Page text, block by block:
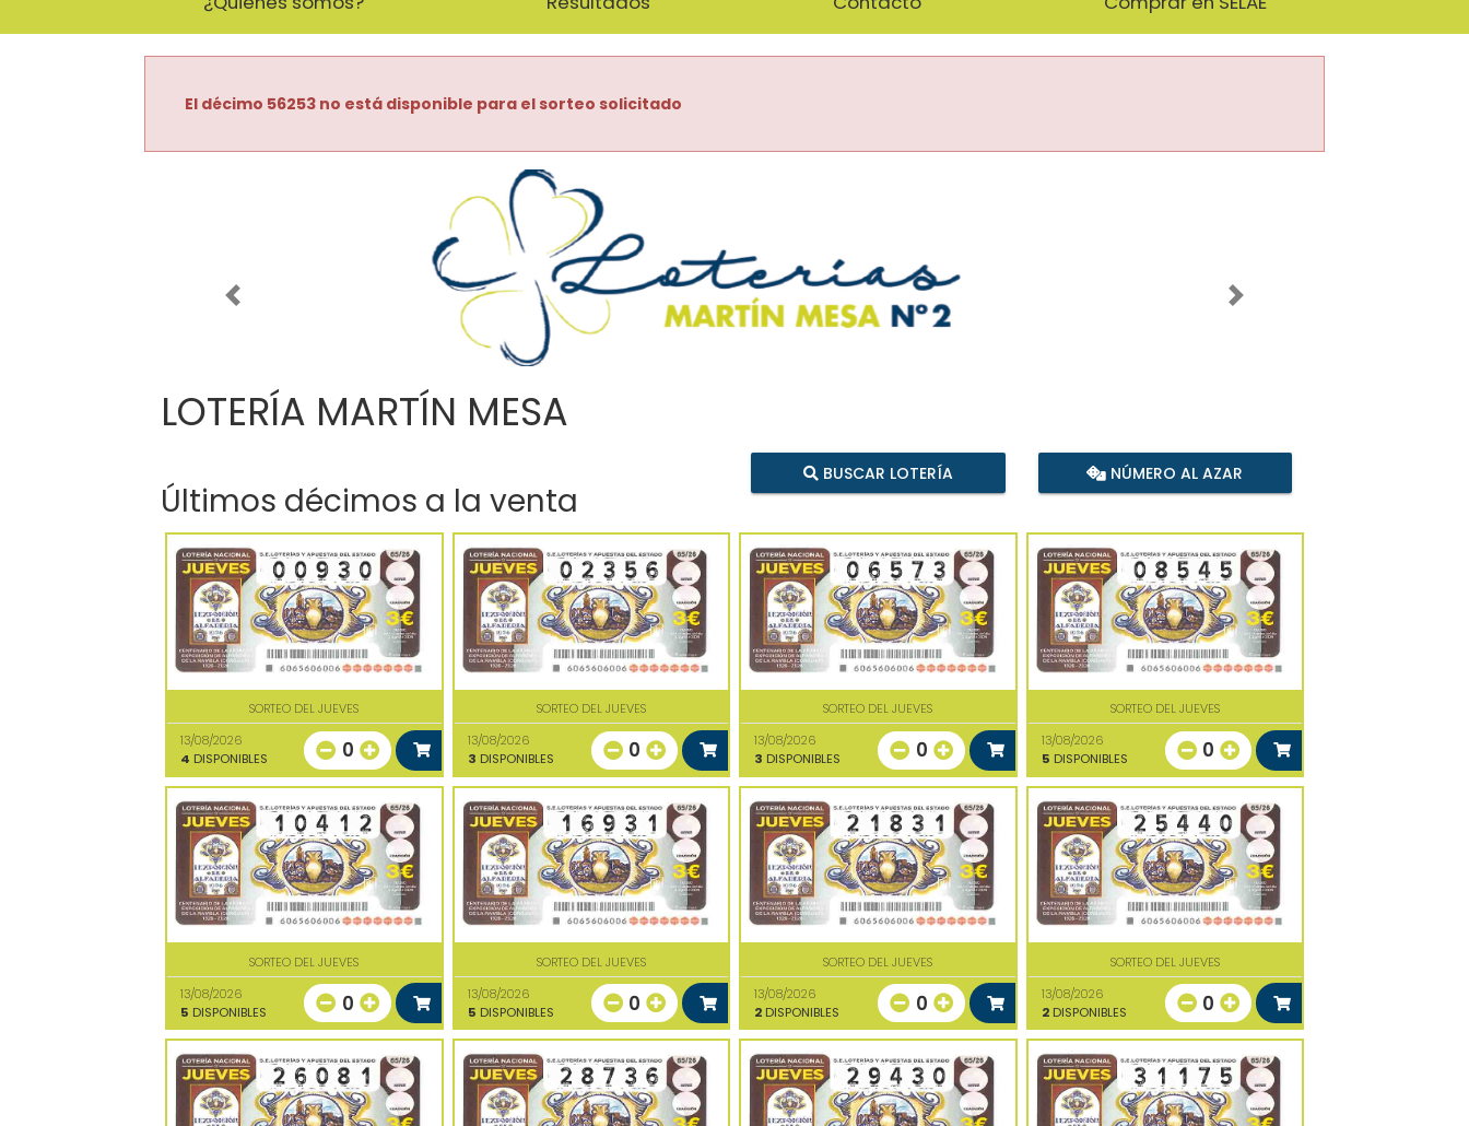
El décimo 56253 no está disponible para el sorteo solicitado
Imagen anterior Imagen siguiente
LOTERÍA MARTÍN MESA
Últimos décimos a la venta
BUSCAR LOTERÍA NÚMERO AL AZAR
SORTEO DEL JUEVES
13/08/2026
4 DISPONIBLES 0
SORTEO DEL JUEVES
13/08/2026
3 DISPONIBLES 0
SORTEO DEL JUEVES
13/08/2026
3 DISPONIBLES 0
SORTEO DEL JUEVES
13/08/2026
5 DISPONIBLES 0
SORTEO DEL JUEVES
13/08/2026
5 DISPONIBLES 0
SORTEO DEL JUEVES
13/08/2026
5 DISPONIBLES 0
SORTEO DEL JUEVES
13/08/2026
2 DISPONIBLES 0
SORTEO DEL JUEVES
13/08/2026
2DISPONIBLES 0